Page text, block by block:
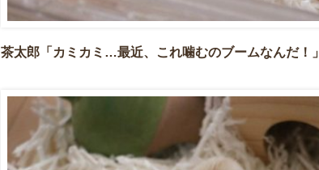
茶太郎「カミカミ…最近、これ噛むのブームなんだ！」